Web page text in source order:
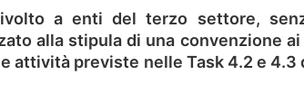
a enti del terzo settore,
alla stipula di una convenzione ai
attività previste nelle Task 4.2 e 4.3